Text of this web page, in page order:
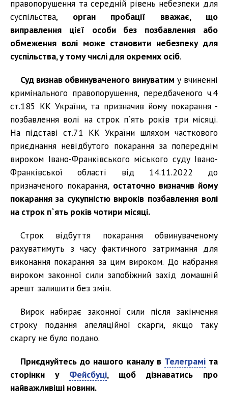
правопорушення та середній рівень небезпеки для
суспільства, орган пробації вважає, що
виправлення цієї особи без позбавлення або
обмеження волі може становити небезпеку для
суспільства, у тому числі для окремих осіб.
Суд визнав обвинуваченого винуватим у вчиненні
кримінального правопорушення, передбаченого ч.4
ст.185 КК України, та призначив йому покарання -
позбавлення волі на строк п`ять років три місяці.
На підставі ст.71 КК України шляхом часткового
приєднання невідбутого покарання за попереднім
вироком Івано-Франківського міського суду Івано-
Франківської області від 14.11.2022 до
призначеного покарання, остаточно визначив йому
покарання за сукупністю вироків позбавлення волі
на строк п`ять років чотири місяці.
Строк відбуття покарання обвинуваченому
рахуватимуть з часу фактичного затримання для
виконання покарання за цим вироком. До набрання
вироком законної сили запобіжний захід домашній
арешт залишити без змін.
Вирок набирає законної сили після закінчення
строку подання апеляційної скарги, якщо таку
скаргу не було подано.
Приєднуйтесь до нашого каналу в Телеграміта
сторінки у Фейсбуці, щоб дізнаватись про
найважливіші новини.